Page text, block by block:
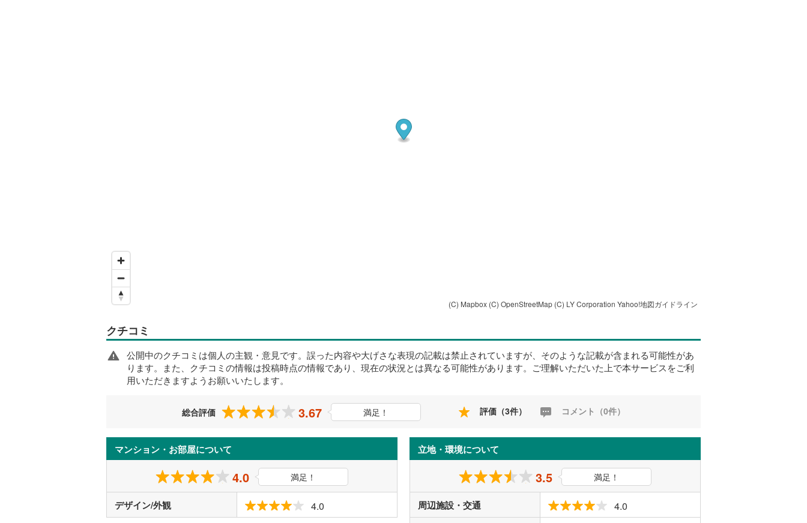
(C) Mapbox (C) OpenStreetMap (C) LY Corporation Yahoo!地図ガイドライン
クチコミ
公開中のクチコミは個人の主観・意見です。誤った内容や大げさな表現の記載は禁止されていますが、そのような記載が含まれる可能性があ
ります。また、クチコミの情報は投稿時点の情報であり、現在の状況とは異なる可能性があります。ご理解いただいた上で本サービスをご利
用いただきますようお願いいたします。
総合評価 3.67 満足！ 評価（3件） コメント（0件）
マンション・お部屋について
4.0 満足！
デザイン/外観 4.0
立地・環境について
3.5 満足！
周辺施設・交通 4.0